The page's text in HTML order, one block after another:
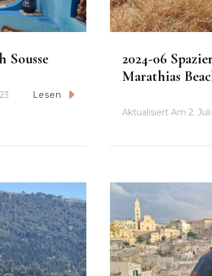
Sousse
Lesen
2024-06
Marathias
Aktualisiert Am 2.